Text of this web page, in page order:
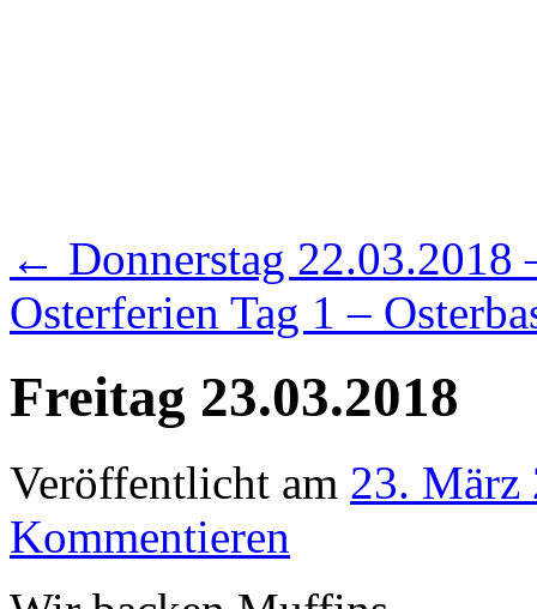
← Donnerstag 22.03.2018
Osterferien Tag 1 –
Freitag 23.03.2018
Veröffentlicht am 23. März
Kommentieren